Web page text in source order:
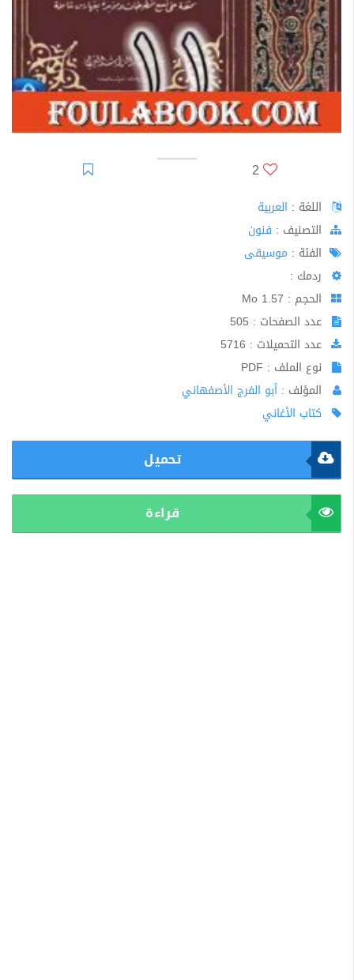
2
اللغة : العربية
اﻟﺘﺼﻨﻴﻒ : فنون
الفئة : موسيقى
ردمك :
الحجم : 1.57 Mo
عدد الصفحات : 505
عدد التحميلات : 5716
نوع الملف : PDF
المؤلف : أبو الفرج الأصفهاني
كتاب الأغاني
تحميل
قراءة